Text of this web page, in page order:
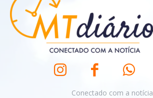
Conectado com a notícia